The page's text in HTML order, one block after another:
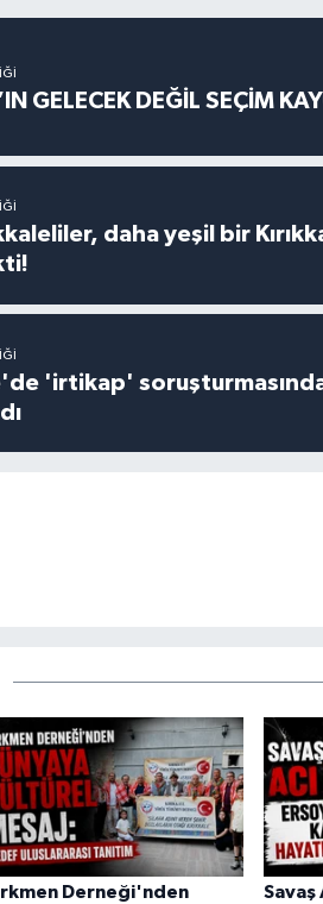
GELECEK DEĞİL SEÇİM
daha yeşil bir
'irtikap'
Derneği'nden
Savaş